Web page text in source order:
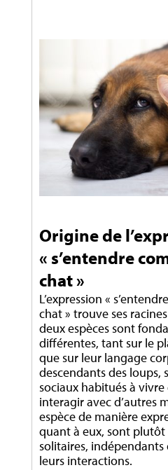
Origine de
« s’entendre
chat »
L’expression «
chat » trouve ses
deux espèces sont
différentes, tant sur le
que sur leur langage
descendants des loups,
sociaux habitués à
interagir avec d’autres
espèce de manière
quant à eux, sont plutôt
solitaires, indépendants
leurs interactions.